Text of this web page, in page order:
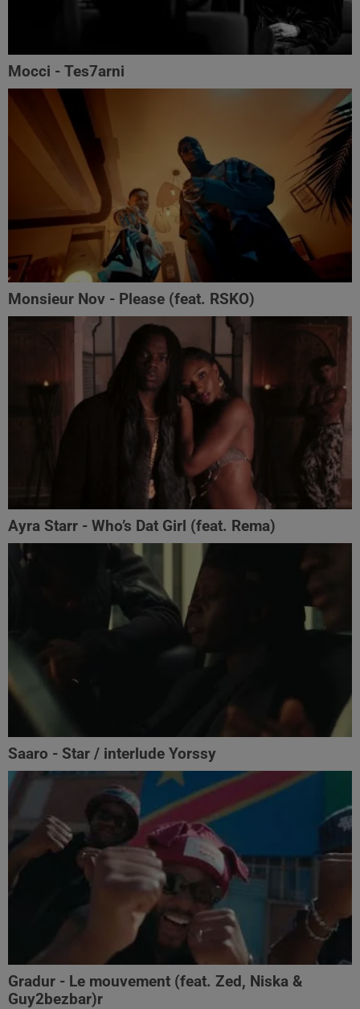
Mocci - Tes7arni
Monsieur Nov‬ - Please (feat. RSKO)
Ayra Starr - Who’s Dat Girl (feat. Rema)
Saaro - Star / interlude Yorssy
Gradur - Le mouvement (feat. Zed, Niska &
Guy2bezbar)r